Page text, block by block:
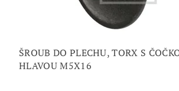
ŠROUB DO PLECHU, TORX S
HLAVOU M5X16